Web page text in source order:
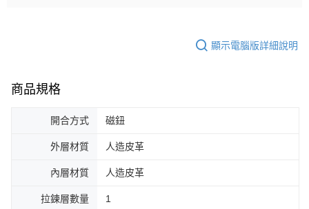
顯示電腦版詳細說明
商品規格
開合方式 磁鈕
外層材質 人造皮革
內層材質 人造皮革
拉鍊層數量 1